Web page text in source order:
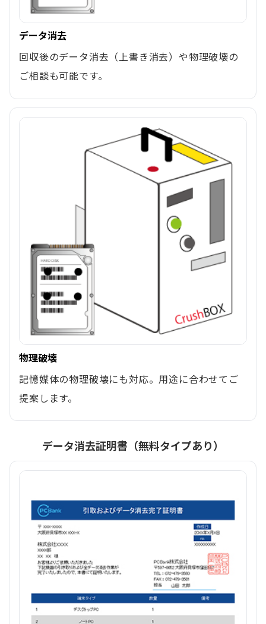
データ消去
回収後のデータ消去（上書き消去）や物理破壊の
ご相談も可能です。
物理破壊
記憶媒体の物理破壊にも対応。用途に合わせてご
提案します。
データ消去証明書（無料タイプあり）